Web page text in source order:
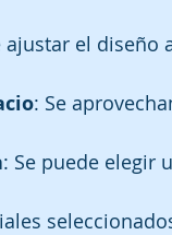
ajustar el diseño
: Se
: Se puede elegir